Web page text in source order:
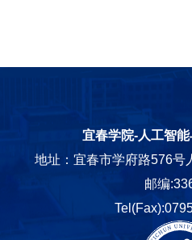
宜春学院-人工智
地址：宜春市学府路576号
邮编